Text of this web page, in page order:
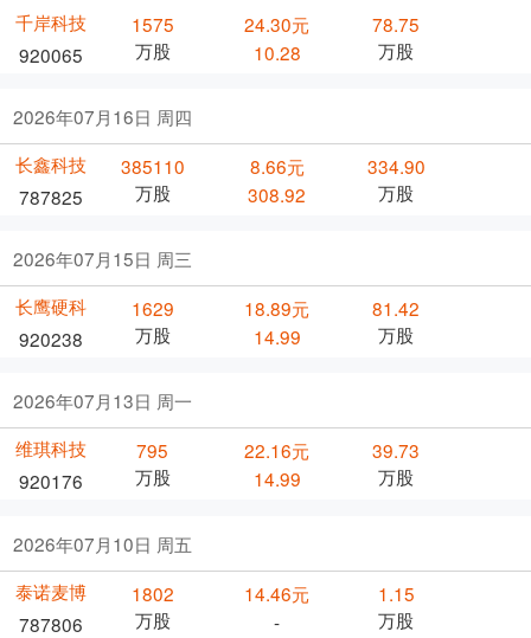
千岸科技
920065
1575
万股
24.30元
10.28
78.75
万股
2026年07月16日 周四
长鑫科技
787825
385110
万股
8.66元
308.92
334.90
万股
2026年07月15日 周三
长鹰硬科
920238
1629
万股
18.89元
14.99
81.42
万股
2026年07月13日 周一
维琪科技
920176
795
万股
22.16元
14.99
39.73
万股
2026年07月10日 周五
泰诺麦博
787806
1802
万股
14.46元
-
1.15
万股